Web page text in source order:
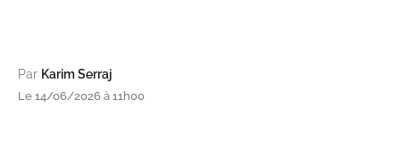
Par Karim Serraj
Le 14/06/2026 à 11h00